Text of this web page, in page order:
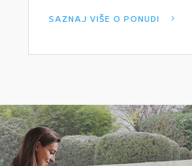
SAZNAJ VIŠE O PONUDI